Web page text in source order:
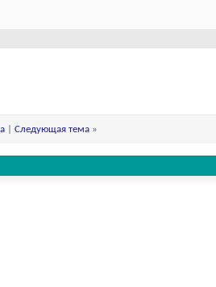
Следующая тема »